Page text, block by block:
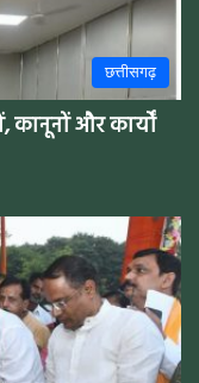
छत्तीसगढ़
कानूनों और कार्यों